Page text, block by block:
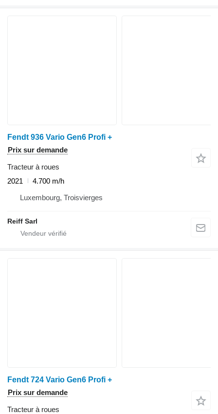
Fendt 936 Vario Gen6 Profi +
Prix sur demande
Tracteur à roues
2021
4.700 m/h
Luxembourg, Troisvierges
Reiff Sarl
Fendt 724 Vario Gen6 Profi +
Prix sur demande
Tracteur à roues